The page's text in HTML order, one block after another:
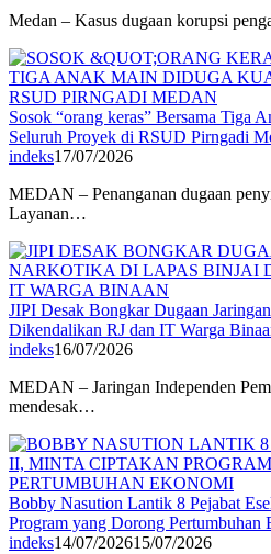
Medan – Kasus dugaan korupsi
Sosok “orang keras” Bersama Tiga
Seluruh Proyek di RSUD Pirngadi
indeks17/07/2026
MEDAN – Penanganan dugaan
Layanan…
JIPI Desak Bongkar Dugaan
Dikendalikan RJ dan IT Warga
indeks16/07/2026
MEDAN – Jaringan Independen
mendesak…
Bobby Nasution Lantik 8 Pejabat
Program yang Dorong Pertumbuhan
indeks14/07/202615/07/2026